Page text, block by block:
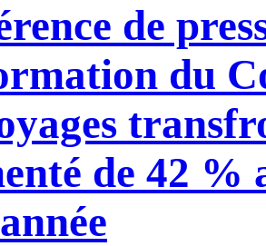
de
du
de 42 %